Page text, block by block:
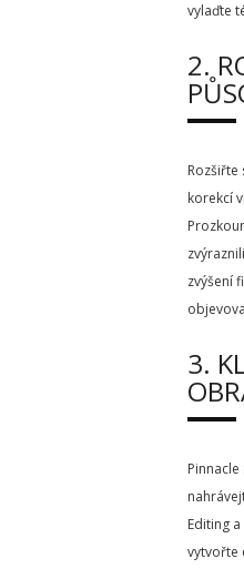
vylaďte
2.
korekcí
zvýšení
3.
Editing
vytvořte